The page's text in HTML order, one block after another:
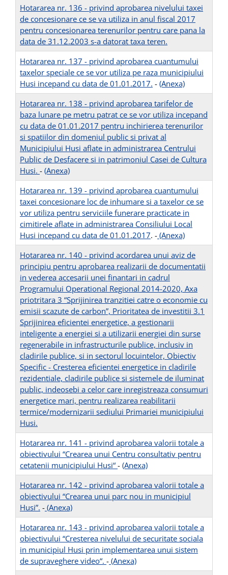
Hotararea nr. 136 - privind aprobarea nivelului taxei
de concesionare ce se va utiliza in anul fiscal 2017
pentru concesionarea terenurilor pentru care pana la
data de 31.12.2003 s-a datorat taxa teren.
Hotararea nr. 137 - privind aprobarea cuantumului
taxelor speciale ce se vor utiliza pe raza municipiului
Husi incepand cu data de 01.01.2017. - (Anexa)
Hotararea nr. 138 - privind aprobarea tarifelor de
baza lunare pe metru patrat ce se vor utiliza incepand
cu data de 01.01.2017 pentru inchirierea terenurilor
si spatiilor din domeniul public si privat al
Municipiului Husi aflate in administrarea Centrului
Public de Desfacere si in patrimoniul Casei de Cultura
Husi. - (Anexa)
Hotararea nr. 139 - privind aprobarea cuantumului
taxei concesionare loc de inhumare si a taxelor ce se
vor utiliza pentru serviciile funerare practicate in
cimitirele aflate in administrarea Consiliului Local
Husi incepand cu data de 01.01.2017. - (Anexa)
Hotararea nr. 140 - privind acordarea unui aviz de
principiu pentru aprobarea realizarii de documentatii
in vederea accesarii unei finantari in cadrul
Programului Operational Regional 2014-2020, Axa
priotritara 3 “Sprijinirea tranzitiei catre o economie cu
emisii scazute de carbon”, Prioritatea de investitii 3.1
Sprijinirea eficientei energetice, a gestionarii
inteligente a energiei si a utilizarii energiei din surse
regenerabile in infrastructurile publice, inclusiv in
cladirile publice, si in sectorul locuintelor, Obiectiv
Specific - Cresterea eficientei energetice in cladirile
rezidentiale, cladirile publice si sistemele de iluminat
public, indeosebi a celor care inregistreaza consumuri
energetice mari, pentru realizarea reabilitarii
termice/modernizarii sediului Primariei municipiului
Husi.
Hotararea nr. 141 - privind aprobarea valorii totale a
obiectivului “Crearea unui Centru consultativ pentru
cetatenii municipiului Husi“ - (Anexa)
Hotararea nr. 142 - privind aprobarea valorii totale a
obiectivului “Crearea unui parc nou in municipiul
Husi”. - (Anexa)
Hotararea nr. 143 - privind aprobarea valorii totale a
obiectivului “Cresterea nivelului de securitate sociala
in municipiul Husi prin implementarea unui sistem
de supraveghere video“. - (Anexa)